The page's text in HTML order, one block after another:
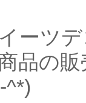
ーツ
品の
^*)